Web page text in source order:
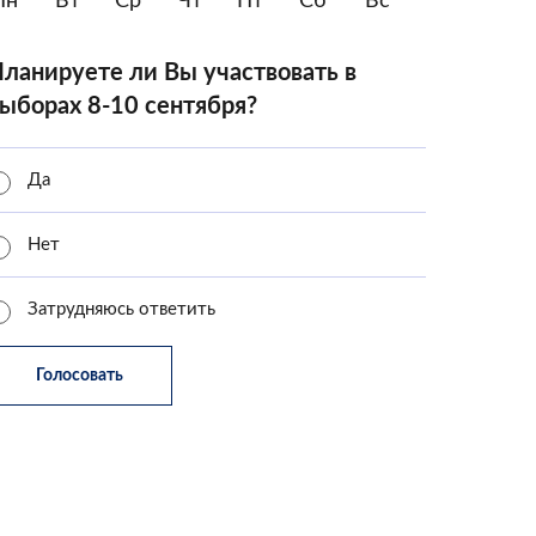
ли Вы участвовать в
8-10 сентября?
Да
Нет
Затрудняюсь ответить